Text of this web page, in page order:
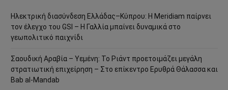
Ηλεκτρική διασύνδεση Ελλάδας–Κύπρου: Η Meridiam παίρνει
τον έλεγχο του GSI – Η Γαλλία μπαίνει δυναμικά στο
γεωπολιτικό παιχνίδι
Σαουδική Αραβία – Υεμένη: Το Ριάντ προετοιμάζει μεγάλη
στρατιωτική επιχείρηση – Στο επίκεντρο Ερυθρά Θάλασσα και
Bab al-Mandab